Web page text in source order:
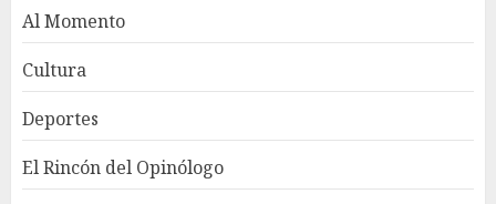
Al Momento
Cultura
Deportes
El Rincón del Opinólogo